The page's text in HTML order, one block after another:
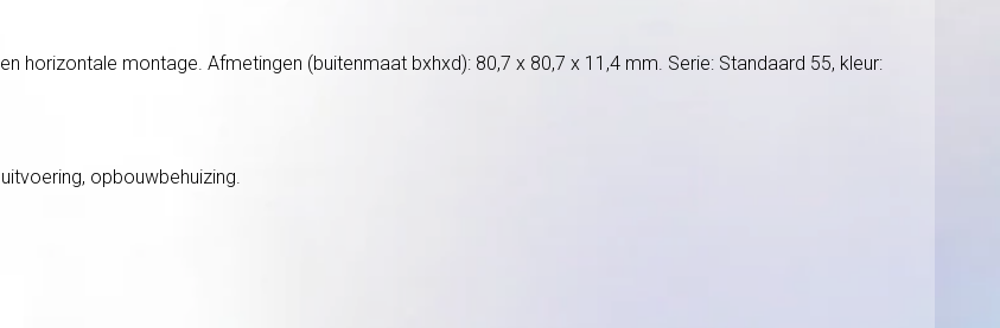
horizontale montage. Afmetingen (buitenmaat bxhxd): 80,7 x 80,7 x 11,4 mm. Serie: Standaard 55, kleur:
opbouwbehuizing.